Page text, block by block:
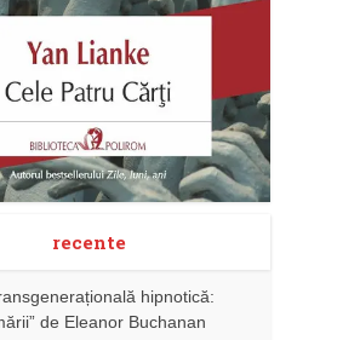
recente
hipnotică:
de Eleanor Buchanan